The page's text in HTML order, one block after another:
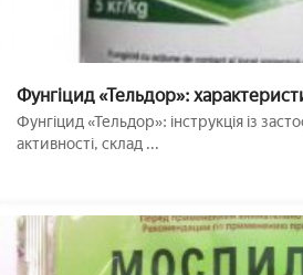
Фунгіцид «Тельдор»:
застосування
Фунгіцид «Тельдор»: інструкція із
активності, склад ...